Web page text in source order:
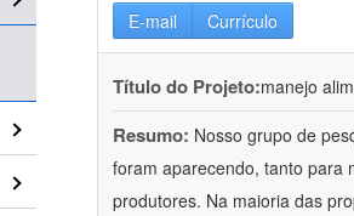
E-mail Currículo
Título do Projeto:manejo
Resumo: Nosso grupo de
foram aparecendo, tanto para
produtores. Na maioria das